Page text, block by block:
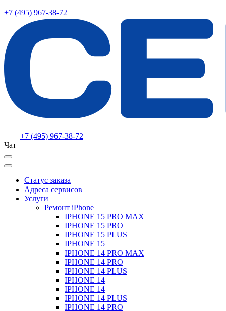
+7 (495) 967-38-72
+7 (495) 967-38-72
Чат
Статус заказа
Адреса сервисов
Услуги
Ремонт iPhone
IPHONE 15 PRO MAX
IPHONE 15 PRO
IPHONE 15 PLUS
IPHONE 15
IPHONE 14 PRO MAX
IPHONE 14 PRO
IPHONE 14 PLUS
IPHONE 14
IPHONE 14
IPHONE 14 PLUS
IPHONE 14 PRO